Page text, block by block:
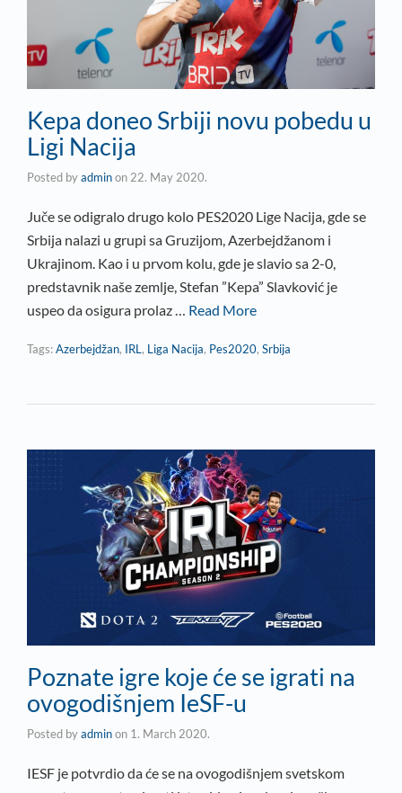
Kepa doneo Srbiji novu pobedu u
Ligi Nacija
Posted byadminon 22. May 2020.
Juče se odigralo drugo kolo PES2020 Lige Nacija, gde se
Srbija nalazi u grupi sa Gruzijom, Azerbejdžanom i
Ukrajinom. Kao i u prvom kolu, gde je slavio sa 2-0,
predstavnik naše zemlje, Stefan ”Kepa” Slavković je
uspeo da osigura prolaz … Read More
Tags:Azerbejdžan, IRL, Liga Nacija, Pes2020, Srbija
Poznate igre koje će se igrati na
ovogodišnjem IeSF-u
Posted byadminon 1. March 2020.
IESF je potvrdio da će se na ovogodišnjem svetskom